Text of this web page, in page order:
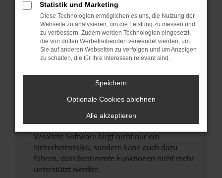
Manche Erweiterungen, wie Werbeblocker,
können das Laden bestimmter Seiten
verhindern. Funktioniert die Seite in einem
anderen Browser oder in einem privaten
Fenster?
Das kann manchmal helfen, vorübergehende
Probleme zu beheben.
Stelle sicher, dass dein Browser und dein
Betriebssystem auf dem neuesten Stand
sind.
Veraltete Software birgt nicht nur ein
Sicherheitsrisiko, sondern kann auch dazu
führen, dass bestimmte Funktionen nicht mehr
unterstützt werden.
Statistik und Marketing
Diese Technologien ermöglichen es uns, die Nutzung der
Webseite zu analysieren, um die Leistung zu messen und
zu verbessern. Zudem werden Technologien eingesetzt,
die von dritten Werbetreibenden verwendet werden, um
Sie auf anderen Webseiten zu verfolgen und um Anzeigen
zu schalten, die für Ihre Interessen relevant sind.
Speichern
Optionale Cookies ablehnen
Alle akzeptieren